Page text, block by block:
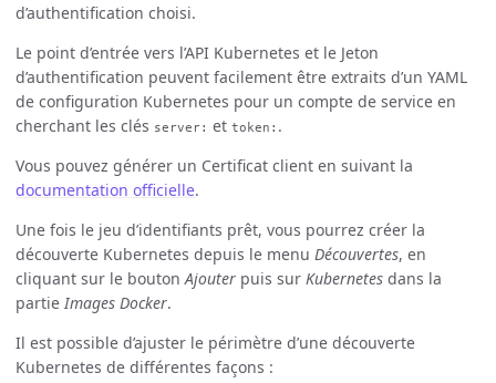
d’authentification choisi.
Le point d’entrée vers l’API Kubernetes et le Jeton
d’authentification peuvent facilement être extraits d’un YAML
de configuration Kubernetes pour un compte de service en
cherchant les clés server: et token: .
Vous pouvez générer un Certificat client en suivant la
documentation officielle.
Une fois le jeu d’identifiants prêt, vous pourrez créer la
découverte Kubernetes depuis le menu Découvertes, en
cliquant sur le bouton Ajouter puis sur Kubernetes dans la
partie Images Docker.
Il est possible d’ajuster le périmètre d’une découverte
Kubernetes de différentes façons :